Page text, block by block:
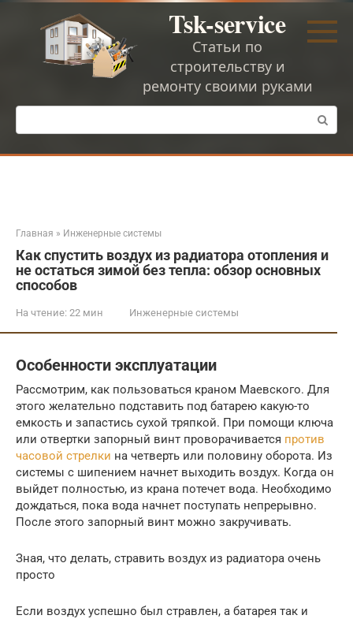
Перейти
Tsk-service
Статьи по
строительству и
ремонту своими руками
Поиск:
Главная » Инженерные системы
Как спустить воздух из радиатора отопления и
не остаться зимой без тепла: обзор основных
способов
На чтение: 22 мин Инженерные системы
Особенности эксплуатации
Рассмотрим, как пользоваться краном Маевского. Для
этого желательно подставить под батарею какую-то
емкость и запастись сухой тряпкой. При помощи ключа
или отвертки запорный винт проворачивается против
часовой стрелки на четверть или половину оборота. Из
системы с шипением начнет выходить воздух. Когда он
выйдет полностью, из крана потечет вода. Необходимо
дождаться, пока вода начнет поступать непрерывно.
После этого запорный винт можно закручивать.
Зная, что делать, стравить воздух из радиатора очень
просто
Если воздух успешно был стравлен, а батарея так и